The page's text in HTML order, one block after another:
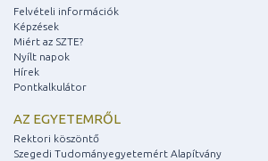
Felvételi információk
Képzések
Miért az SZTE?
Nyílt napok
Hírek
Pontkalkulátor
AZ EGYETEMRŐL
Rektori köszöntő
Szegedi Tudományegyetemért Alapítvány